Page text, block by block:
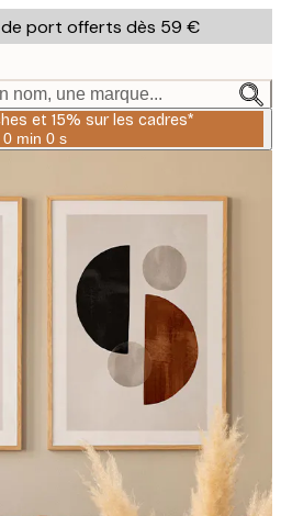
de port offerts dès 59 €
nom, une marque...
et 15% sur les cadres*
0 min 0 s
Valable
2026-